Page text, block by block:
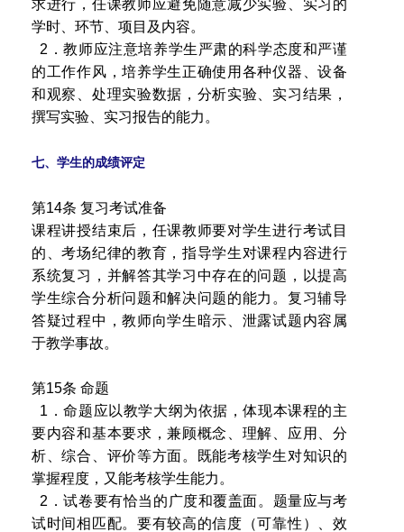
求进行，任课教师应避免随意减少实验、实习的
学时、环节、项目及内容。
2．教师应注意培养学生严肃的科学态度和严谨
的工作作风，培养学生正确使用各种仪器、设备
和观察、处理实验数据，分析实验、实习结果，
撰写实验、实习报告的能力。
七、学生的成绩评定
第14条 复习考试准备
课程讲授结束后，任课教师要对学生进行考试目
的、考场纪律的教育，指导学生对课程内容进行
系统复习，并解答其学习中存在的问题，以提高
学生综合分析问题和解决问题的能力。复习辅导
答疑过程中，教师向学生暗示、泄露试题内容属
于教学事故。
第15条 命题
1．命题应以教学大纲为依据，体现本课程的主
要内容和基本要求，兼顾概念、理解、应用、分
析、综合、评价等方面。既能考核学生对知识的
掌握程度，又能考核学生能力。
2．试卷要有恰当的广度和覆盖面。题量应与考
试时间相匹配。要有较高的信度（可靠性）、效